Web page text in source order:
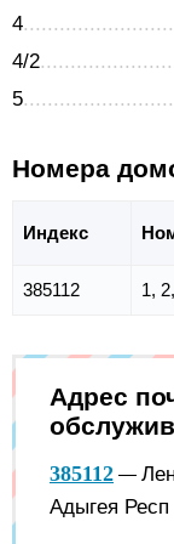
4
4/2
5
Номера
Индекс
385112 1,
Адрес
385112 —
Адыгея Респ